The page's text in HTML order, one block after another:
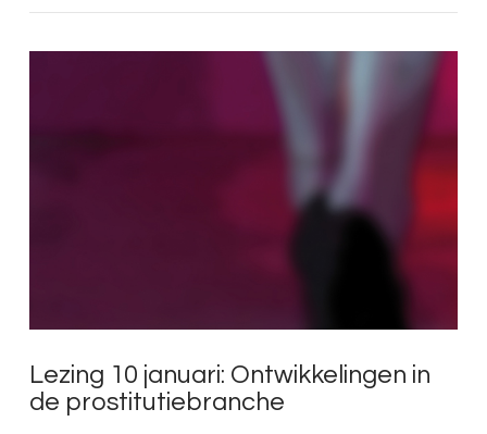
Lezing 10 januari: Ontwikkelingen in
de prostitutiebranche